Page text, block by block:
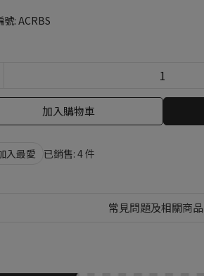
號: ACRBS
加入購物車
入最愛 已銷售: 4 件
常見問題及相關商品